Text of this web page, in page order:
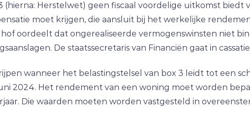
Herstelwet) geen fiscaal voordelige uitkomst biedt
moet krijgen, die aansluit bij het werkelijke
oordeelt dat ongerealiseerde vermogenswinsten niet
De staatssecretaris van Financiën gaat in
wanneer het belastingstelsel van box 3 leidt tot een
2024. Het rendement van een woning moet worden
Die waarden moeten worden vastgesteld in